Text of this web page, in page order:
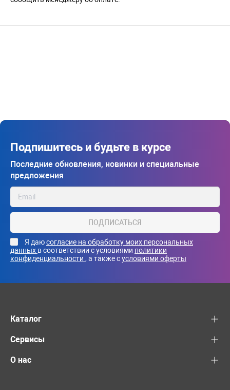
Подпишитесь и будьте в курсе
Последние обновления, новинки и специальные
предложения
ПОДПИСАТЬСЯ
Я даюсогласие на обработку моих персональных
данных в соответствии с условиями политики
конфиденциальности , а также сусловиями оферты
Каталог
Сервисы
О нас